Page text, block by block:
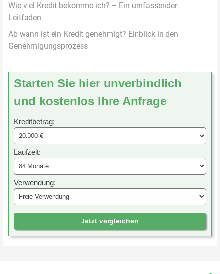
Wie viel Kredit bekomme ich? – Ein umfassender
Leitfaden
Ab wann ist ein Kredit genehmigt? Einblick in den
Genehmigungsprozess
Starten Sie hier unverbindlich
und kostenlos Ihre Anfrage
Kreditbetrag:
Laufzeit:
Verwendung:
Jetzt vergleichen